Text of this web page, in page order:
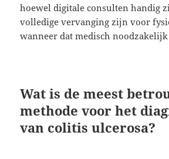
hoewel digitale consulten handig
volledige vervanging zijn voor
wanneer dat medisch noodzakelijk
Wat is de meest
methode voor het
van colitis ulcerosa?